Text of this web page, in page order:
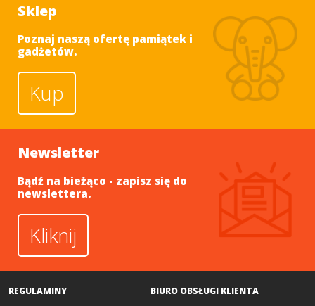
Sklep
Poznaj naszą ofertę pamiątek i
gadżetów.
Kup
Newsletter
Bądź na bieżąco - zapisz się do
newslettera.
Kliknij
REGULAMINY
BIURO OBSŁUGI KLIENTA